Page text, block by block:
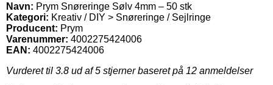
Navn: Prym Snøreringe Sølv 4mm – 50 stk
Kategori: Kreativ / DIY > Snøreringe / Sejlringe
Producent: Prym
Varenummer: 4002275424006
EAN: 4002275424006
Vurderet til 3.8 ud af 5 stjerner baseret på 12 anmeldelser